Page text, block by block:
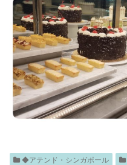
◆アテンド・シンガポール